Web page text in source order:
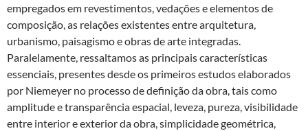
empregados em revestimentos, vedações e elementos de
composição, as relações existentes entre arquitetura,
urbanismo, paisagismo e obras de arte integradas.
Paralelamente, ressaltamos as principais características
essenciais, presentes desde os primeiros estudos elaborados
por Niemeyer no processo de definição da obra, tais como
amplitude e transparência espacial, leveza, pureza, visibilidade
entre interior e exterior da obra, simplicidade geométrica,